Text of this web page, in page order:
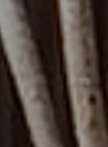
Asistente EMAPI